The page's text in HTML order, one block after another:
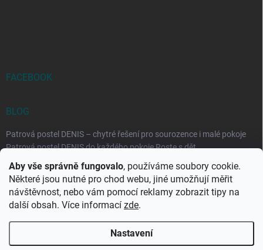
Aby vše správně fungovalo, používáme soubory cookie.
Některé jsou nutné pro chod webu, jiné umožňují měřit
návštěvnost, nebo vám pomocí reklamy zobrazit tipy na
další obsah. Více informací zde.
Nastavení
FACEBOOK
BLOG
Patrová postel DENIS – chytré řešení pro sourozence i malé pokoje
Patrová postel DENIS do každého pokoje Roste s dět...
Rozkládací postele RELAX – ideální řešení pro malé prostory i
každodenní spaní
Rozkládací postel, která se přizpůsobí vašemu živo...